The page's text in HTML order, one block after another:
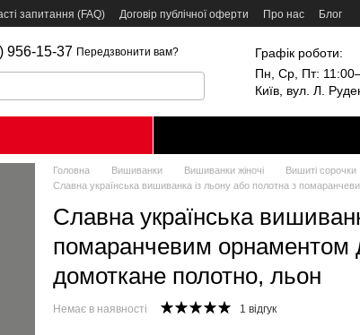
запитання (FAQ) Договір публічної оферти Про нас Блог
956-15-37 Передзвонити вам?
Графік роботи:
Пн, Ср, Пт:
Київ, вул. Л.
Головна Вишиванки Вишиванки жіночі
Вишиті сорочки
Славна українська вишиванка із льону або полотна з
Славна українська
помаранчевим орнаментом
домоткане полотно, льон
Немає в наявності 1 відгук